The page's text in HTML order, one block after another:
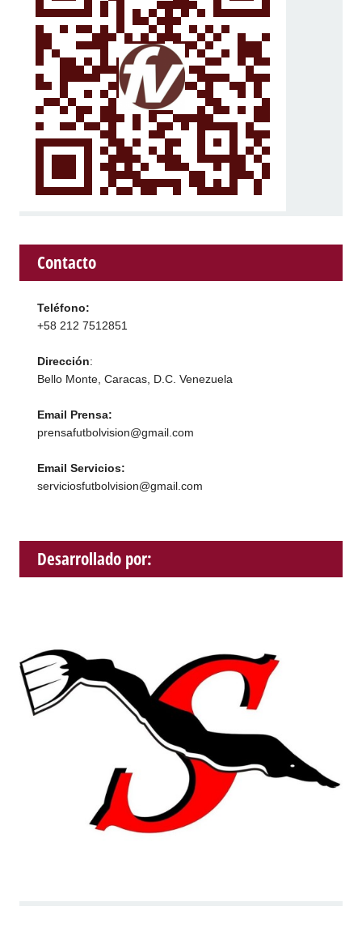
Contacto
Teléfono:
+58 212 7512851
Dirección:
Bello Monte, Caracas, D.C. Venezuela
Email Prensa:
prensafutbolvision@gmail.com
Email Servicios:
serviciosfutbolvision@gmail.com
Desarrollado por: